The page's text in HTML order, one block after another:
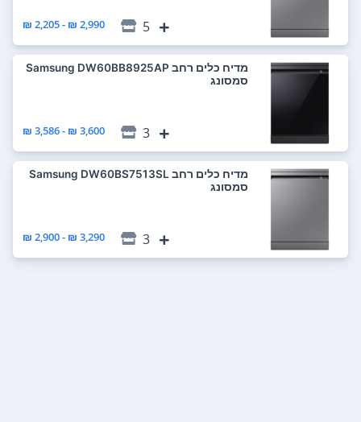
5
2,990 ₪ - 2,205 ₪
מדיח כלים ‏רחב Samsung DW60BB8925AP
סמסונג
3
3,600 ₪ - 3,586 ₪
מדיח כלים ‏רחב Samsung DW60BS7513SL
סמסונג
3
3,290 ₪ - 2,900 ₪